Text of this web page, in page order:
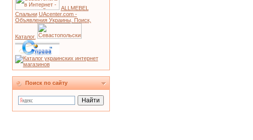
ALLMEBEL
Спальни UAcenter.com -
Объявления Украины, Поиск,
Каталог.
Поиск по сайту